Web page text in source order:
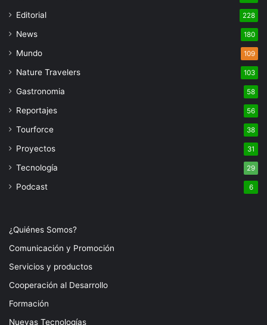
Editorial 228
News 180
Mundo 109
Nature Travelers 103
Gastronomia 58
Reportajes 56
Tourforce 38
Proyectos 31
Tecnología 29
Podcast 6
¿Quiénes Somos?
Comunicación y Promoción
Servicios y productos
Cooperación al Desarrollo
Formación
Nuevas Tecnologías